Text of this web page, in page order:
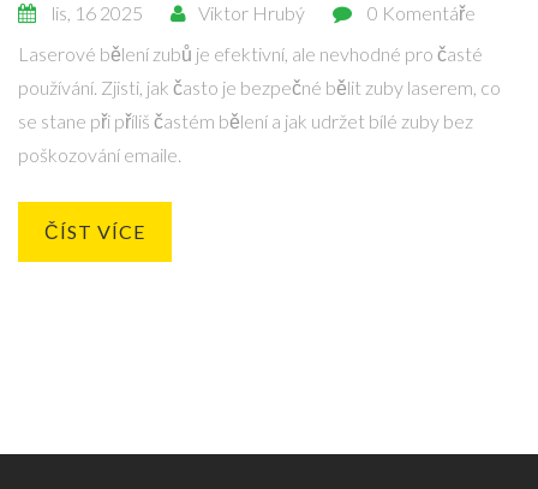
lis, 16 2025 Viktor Hrubý
0 Komentáře
Laserové bělení zubů je efektivní, ale nevhodné pro časté
používání. Zjisti, jak často je bezpečné bělit zuby laserem, co
se stane při příliš častém bělení a jak udržet bílé zuby bez
poškozování emaile.
ČÍST VÍCE